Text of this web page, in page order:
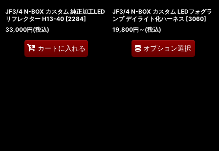
JF3/4 N-BOX カスタム 純正加工LED
リフレクター H13-40 [2284]
33,000円(税込)
カートに入れる
JF3/4 N-BOX カスタム LEDフォグラ
ンプ デイライト化ハーネス [3060]
19,800円 ～ (税込)
オプション選択